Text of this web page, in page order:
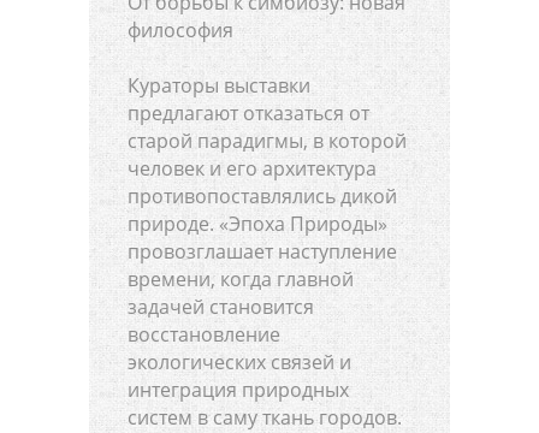
философия
Кураторы выставки
предлагают отказаться от
старой парадигмы, в которой
человек и его архитектура
противопоставлялись дикой
природе. «Эпоха Природы»
провозглашает наступление
времени, когда главной
задачей становится
восстановление
экологических связей и
интеграция природных
систем в саму ткань городов.